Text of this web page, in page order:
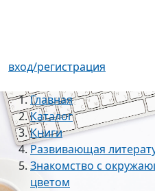
вход/регистрация
Главная
Каталог
Книги
Развивающая
Знакомство с
цветом